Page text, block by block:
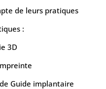
de leurs pratiques
:
3D
Guide implantaire